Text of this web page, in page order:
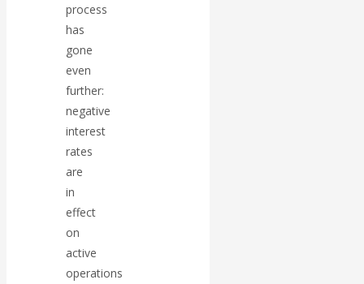
«Об этом
молчат»:
экономист
Валентин
Катасонов
считает, что
кризис в
process
has
gone
even
further:
negative
interest
rates
are
in
effect
on
active
operations